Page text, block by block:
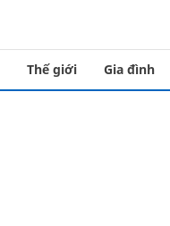
Thế giới Gia đình